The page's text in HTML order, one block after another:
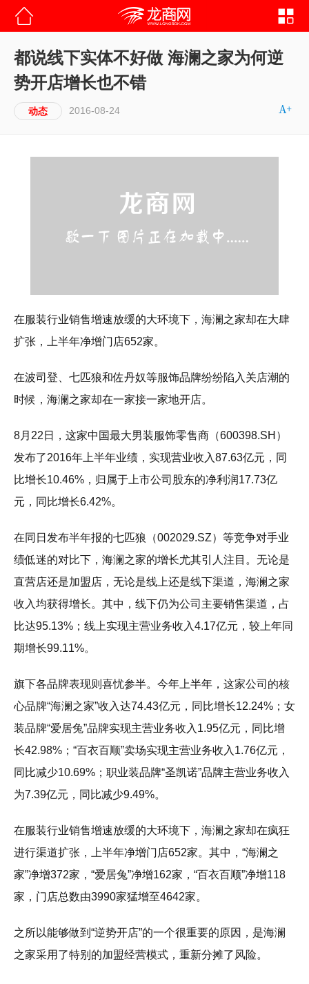
都说线下实体不好做 海澜之家为何逆
势开店增长也不错
动态 2016-08-24
在服装行业销售增速放缓的大环境下，海澜之家却在大肆
扩张，上半年净增门店652家。
在波司登、七匹狼和佐丹奴等服饰品牌纷纷陷入关店潮的
时候，海澜之家却在一家接一家地开店。
8月22日，这家中国最大男装服饰零售商（600398.SH）
发布了2016年上半年业绩，实现营业收入87.63亿元，同
比增长10.46%，归属于上市公司股东的净利润17.73亿
元，同比增长6.42%。
在同日发布半年报的七匹狼（002029.SZ）等竞争对手业
绩低迷的对比下，海澜之家的增长尤其引人注目。无论是
直营店还是加盟店，无论是线上还是线下渠道，海澜之家
收入均获得增长。其中，线下仍为公司主要销售渠道，占
比达95.13%；线上实现主营业务收入4.17亿元，较上年同
期增长99.11%。
旗下各品牌表现则喜忧参半。今年上半年，这家公司的核
心品牌“海澜之家”收入达74.43亿元，同比增长12.24%；女
装品牌“爱居兔”品牌实现主营业务收入1.95亿元，同比增
长42.98%；“百衣百顺”卖场实现主营业务收入1.76亿元，
同比减少10.69%；职业装品牌“圣凯诺”品牌主营业务收入
为7.39亿元，同比减少9.49%。
在服装行业销售增速放缓的大环境下，海澜之家却在疯狂
进行渠道扩张，上半年净增门店652家。其中，“海澜之
家”净增372家，“爱居兔”净增162家，“百衣百顺”净增118
家，门店总数由3990家猛增至4642家。
之所以能够做到“逆势开店”的一个很重要的原因，是海澜
之家采用了特别的加盟经营模式，重新分摊了风险。